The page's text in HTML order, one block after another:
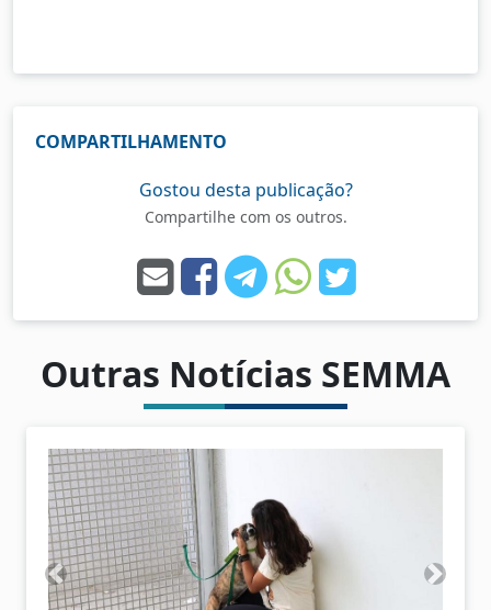
COMPARTILHAMENTO
Gostou desta publicação?
Compartilhe com os outros.
Outras Notícias SEMMA
A
n
P